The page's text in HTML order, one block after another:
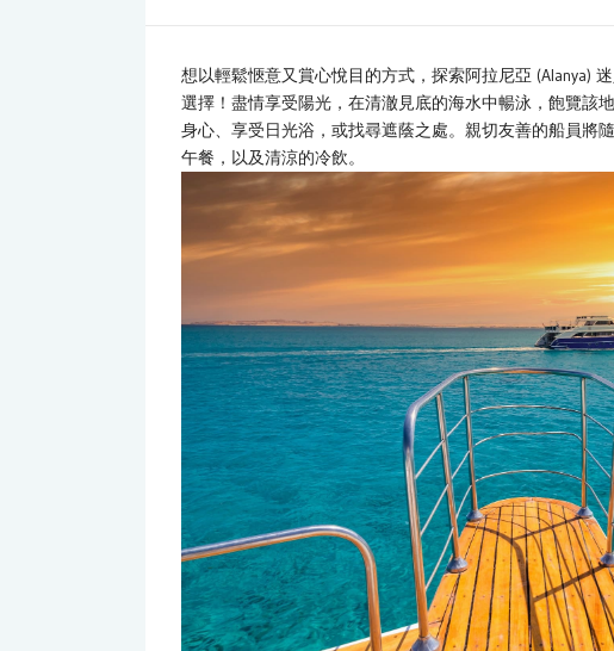
想以輕鬆愜意又賞心悅目的方式，探索阿拉尼亞 (Alanya)
選擇！盡情享受陽光，在清澈見底的海水中暢泳，飽覽該
身心、享受日光浴，或找尋遮蔭之處。親切友善的船員將
午餐，以及清涼的冷飲。